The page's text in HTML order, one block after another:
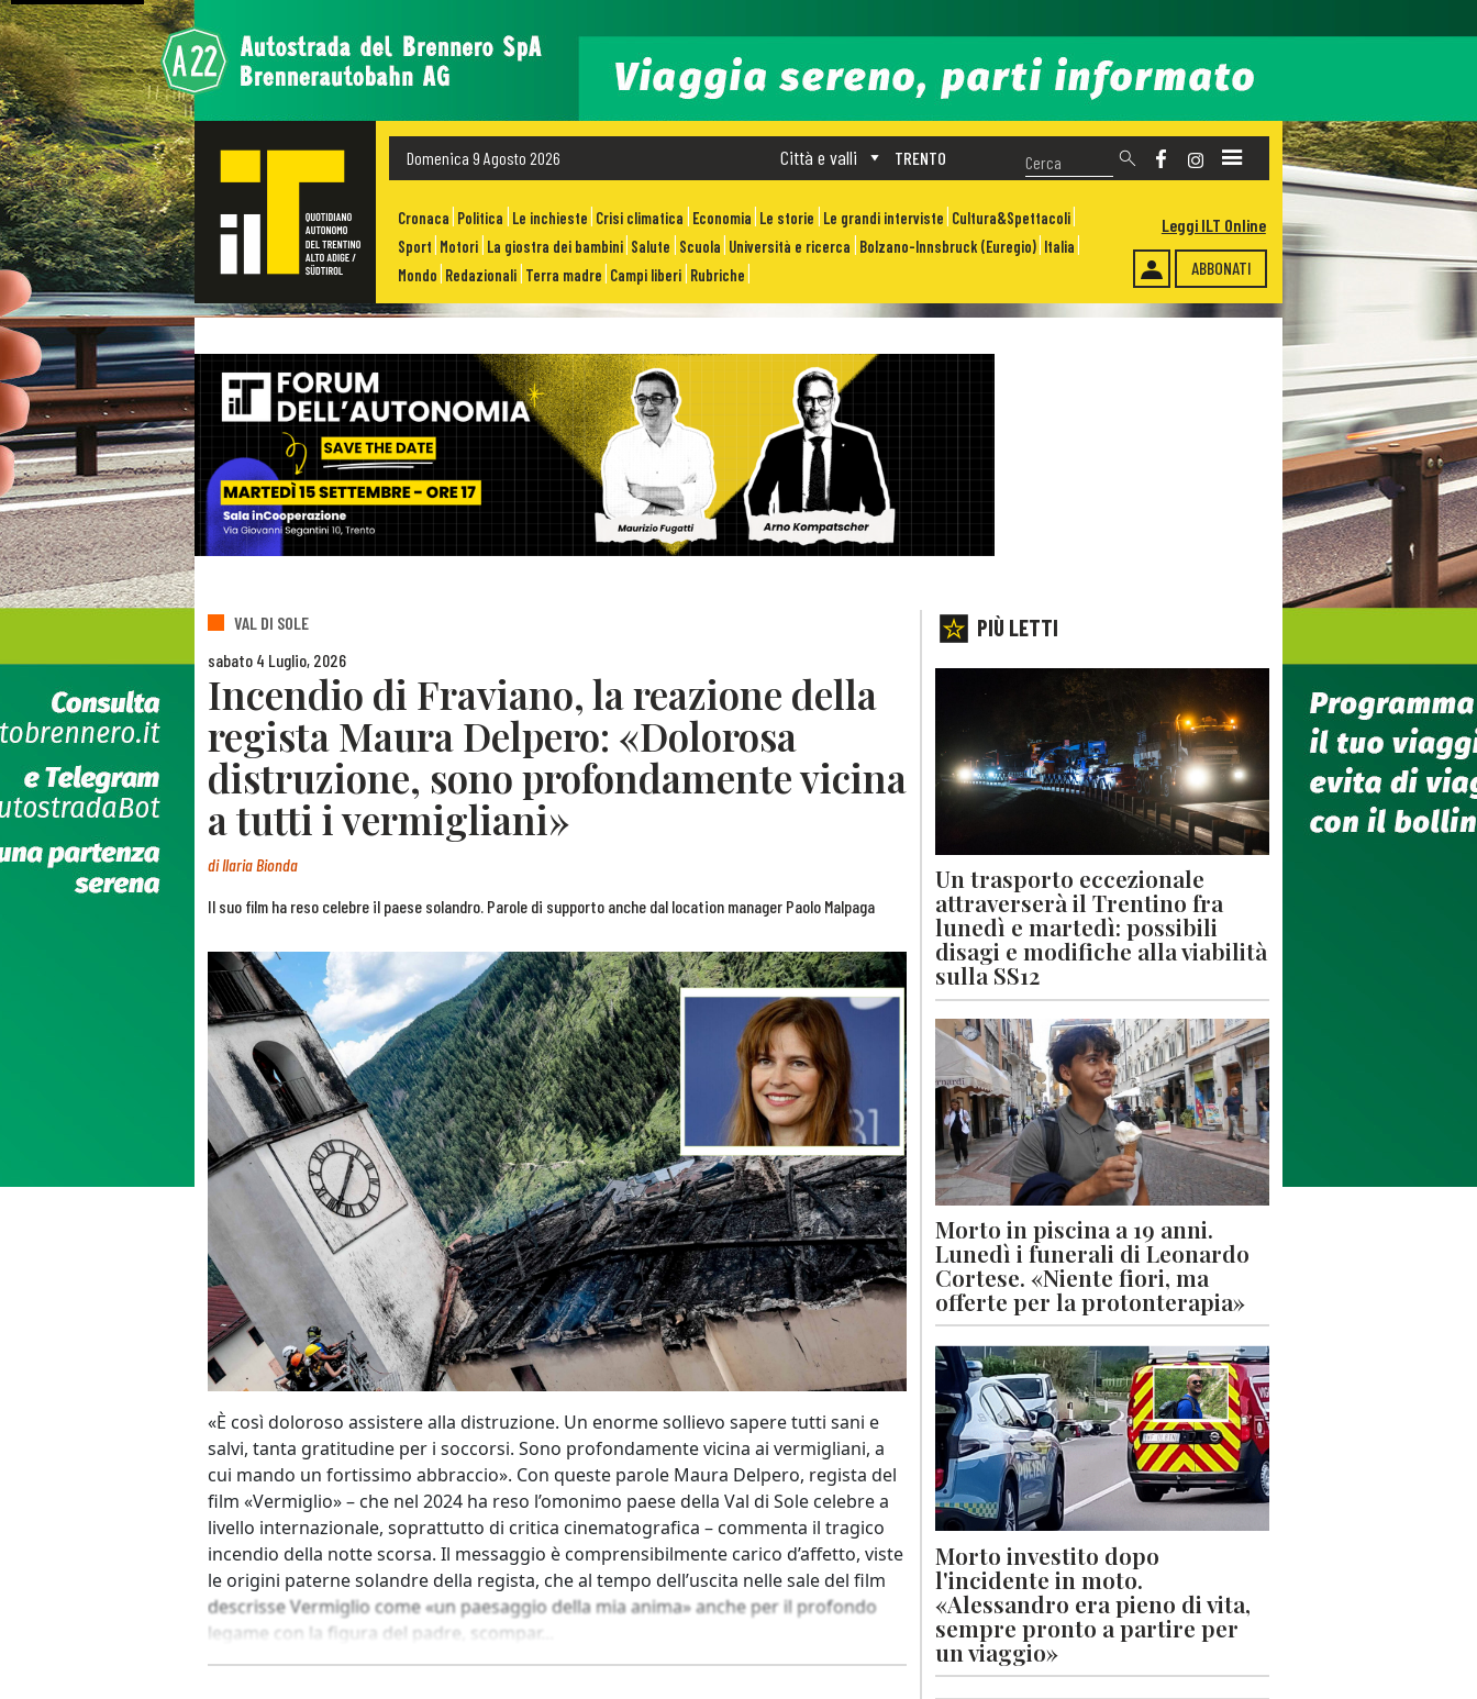
Domenica 9 Agosto 2026 TRENTO
Città e valli
Cronaca Politica Le inchieste Crisi climatica Economia Le storie Le grandi interviste Cultura&Spettacoli
Sport Motori La giostra dei bambini Salute Scuola Università e ricerca Bolzano-Innsbruck (Euregio) Italia
Mondo Redazionali Terra madre Campi liberi Rubriche ABBONATI
Leggi ILT Online
VAL DI SOLE
sabato 4 Luglio, 2026
Incendio di Fraviano, la reazione della
regista Maura Delpero: «Dolorosa
distruzione, sono profondamente vicina
a tutti i vermigliani»
diIlaria Bionda
Il suo film ha reso celebre il paese solandro. Parole di supporto anche dal location manager Paolo Malpaga
«È così doloroso assistere alla distruzione. Un enorme sollievo sapere tutti sani e
salvi, tanta gratitudine per i soccorsi. Sono profondamente vicina ai vermigliani, a
cui mando un fortissimo abbraccio». Con queste parole Maura Delpero, regista del
film «Vermiglio» – che nel 2024 ha reso l’omonimo paese della Val di Sole celebre a
livello internazionale, soprattutto di critica cinematografica – commenta il tragico
incendio della notte scorsa. Il messaggio è comprensibilmente carico d’affetto, viste
le origini paterne solandre della regista, che al tempo dell’uscita nelle sale del film
descrisse Vermiglio come «un paesaggio della mia anima» anche per il profondo
legame con la figura del padre, scompar...
PIÙ LETTI
Un trasporto eccezionale
attraverserà il Trentino fra
lunedì e martedì: possibili
disagi e modifiche alla viabilità
sulla SS12
Morto in piscina a 19 anni.
Lunedì i funerali di Leonardo
Cortese. «Niente fiori, ma
offerte per la protonterapia»
Morto investito dopo
l'incidente in moto.
«Alessandro era pieno di vita,
sempre pronto a partire per
un viaggio»